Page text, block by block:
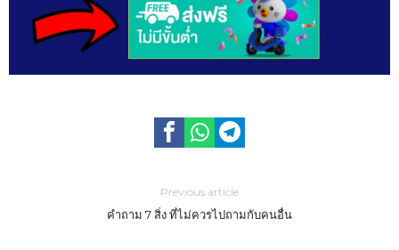
Previous article
คำถาม 7 สิ่ง ที่ไม่ควรไปถามกับคนอื่น